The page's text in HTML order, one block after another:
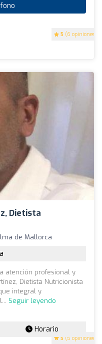
5 (6 opiniones)
Dietista
5 (5 opiniones)
de Mallorca
atención profesional y
Dietista Nutricionista
integral y
Seguir leyendo
Horario